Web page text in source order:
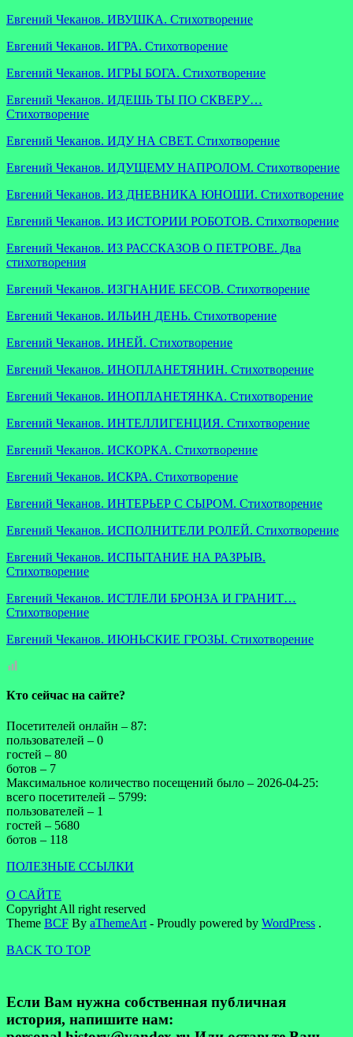
Евгений Чеканов. ИВУШКА. Стихотворение
Евгений Чеканов. ИГРА. Стихотворение
Евгений Чеканов. ИГРЫ БОГА. Стихотворение
Евгений Чеканов. ИДЕШЬ ТЫ ПО СКВЕРУ…
Стихотворение
Евгений Чеканов. ИДУ НА СВЕТ. Стихотворение
Евгений Чеканов. ИДУЩЕМУ НАПРОЛОМ. Стихотворение
Евгений Чеканов. ИЗ ДНЕВНИКА ЮНОШИ. Стихотворение
Евгений Чеканов. ИЗ ИСТОРИИ РОБОТОВ. Стихотворение
Евгений Чеканов. ИЗ РАССКАЗОВ О ПЕТРОВЕ. Два
стихотворения
Евгений Чеканов. ИЗГНАНИЕ БЕСОВ. Стихотворение
Евгений Чеканов. ИЛЬИН ДЕНЬ. Стихотворение
Евгений Чеканов. ИНЕЙ. Стихотворение
Евгений Чеканов. ИНОПЛАНЕТЯНИН. Стихотворение
Евгений Чеканов. ИНОПЛАНЕТЯНКА. Стихотворение
Евгений Чеканов. ИНТЕЛЛИГЕНЦИЯ. Стихотворение
Евгений Чеканов. ИСКОРКА. Стихотворение
Евгений Чеканов. ИСКРА. Стихотворение
Евгений Чеканов. ИНТЕРЬЕР С СЫРОМ. Стихотворение
Евгений Чеканов. ИСПОЛНИТЕЛИ РОЛЕЙ. Стихотворение
Евгений Чеканов. ИСПЫТАНИЕ НА РАЗРЫВ.
Стихотворение
Евгений Чеканов. ИСТЛЕЛИ БРОНЗА И ГРАНИТ…
Стихотворение
Евгений Чеканов. ИЮНЬСКИЕ ГРОЗЫ. Стихотворение
Кто сейчас на сайте?
Посетителей онлайн – 87:
пользователей – 0
гостей – 80
ботов – 7
Максимальное количество посещений было – 2026-04-25:
всего посетителей – 5799:
пользователей – 1
гостей – 5680
ботов – 118
ПОЛЕЗНЫЕ ССЫЛКИ
О САЙТЕ
Copyright All right reserved
Theme BCF By aThemeArt- Proudly powered by WordPress .
BACK TO TOP
Если Вам нужна собственная публичная
история, напишите нам: